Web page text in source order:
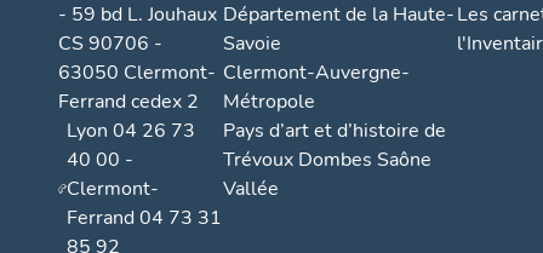
- 59 bd L. Jouhaux
CS 90706 -
63050 Clermont-
Ferrand cedex 2
Lyon 04 26 73
40 00 -
Clermont-
Ferrand 04 73 31
85 92
Département de la Haute-
Savoie
Clermont-Auvergne-
Métropole
Pays d’art et d’histoire de
Trévoux Dombes Saône
Vallée
Les